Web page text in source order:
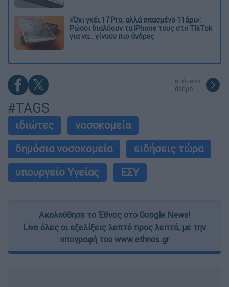
«Όχι γκέι 17 Pro, αλλά σπασμένο 11άρι»:
Ρώσοι διαλύουν τα iPhone τους στο TikTok
για να... γίνουν πιο άνδρες
επόμενο
άρθρο
#TAGS
ιδιώτες
νοσοκομεία
δημόσια νοσοκομεία
ειδήσεις τώρα
υπουργείο Υγείας
ΕΣΥ
Ακολούθησε το Έθνος στο Google News!
Live όλες οι εξελίξεις λεπτό προς λεπτό, με την
υπογραφή του www.ethnos.gr